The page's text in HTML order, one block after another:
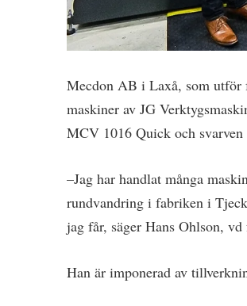
Mecdon AB i Laxå, som utför
maskiner av JG
MCV 1016 Quick och svarven
–Jag har handlat många
rundvandring i fabriken i
jag får, säger Hans Ohlson,
Han är imponerad av